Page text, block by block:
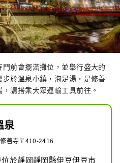
前會擺滿攤位，並舉行盛大的
於溫泉小鎮，泡足湯，是修善
請搭乘大眾運輸工具前往。
泉
善寺〒410-2416
於靜岡靜岡縣伊豆伊豆市